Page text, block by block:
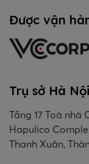
Được vận
Trụ sở Hà Nội
Tầng 17 Toà nhà
Hapulico
Thanh Xuân,